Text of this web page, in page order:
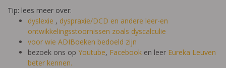
Tip: lees meer over:
dyslexie , dyspraxie/DCD en andere leer-en
ontwikkelingsstoornissen zoals dyscalculie
voor wie ADIBoeken bedoeld zijn
bezoek ons op Youtube, Facebook en leer Eureka Leuven
beter kennen.